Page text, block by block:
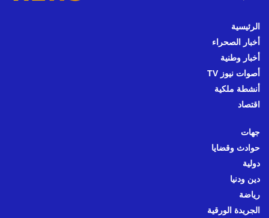
الرئيسية
أخبار الصحراء
أخبار وطنية
أصوات نيوز TV
أنشطة ملكية
اقتصاد
جهات
حوادث وقضايا
دولية
دين ودنيا
رياضة
الجريدة الورقية